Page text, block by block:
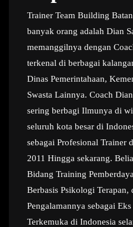
Trainer Team Building
banyak orang adalah Dian
memanggilnya dengan
terkenal di berbagai
Dinas Pemerintahaan,
Swasta Lainnya. Coach
sering berbagi Ilmunya di
seluruh kota besar di
sebagai Profesional Trainer
2011 Hingga sekarang.
Bidang Training
Berbasis Psikologi Terapan,
Pengalamannya sebagai
Terkemuka di Indonesia